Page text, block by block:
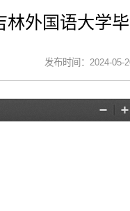
林外国语大学
发布时间：2024-05-